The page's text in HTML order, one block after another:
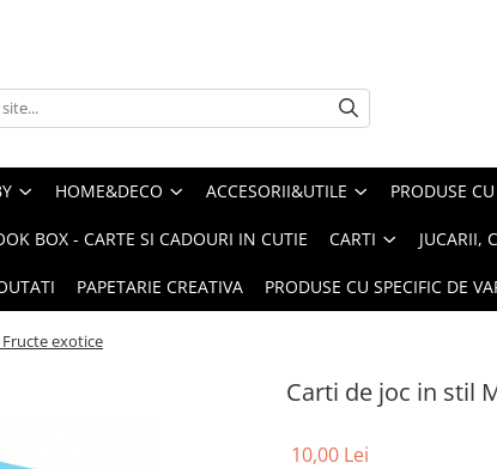
HOME&DECO ACCESORII&UTILE PRODUSE
BOX - CARTE SI CADOURI IN CUTIE CARTI JUCARII,
PAPETARIE CREATIVA PRODUSE CU SPECIFIC DE
exotice
Carti de joc in stil
10,00 Lei